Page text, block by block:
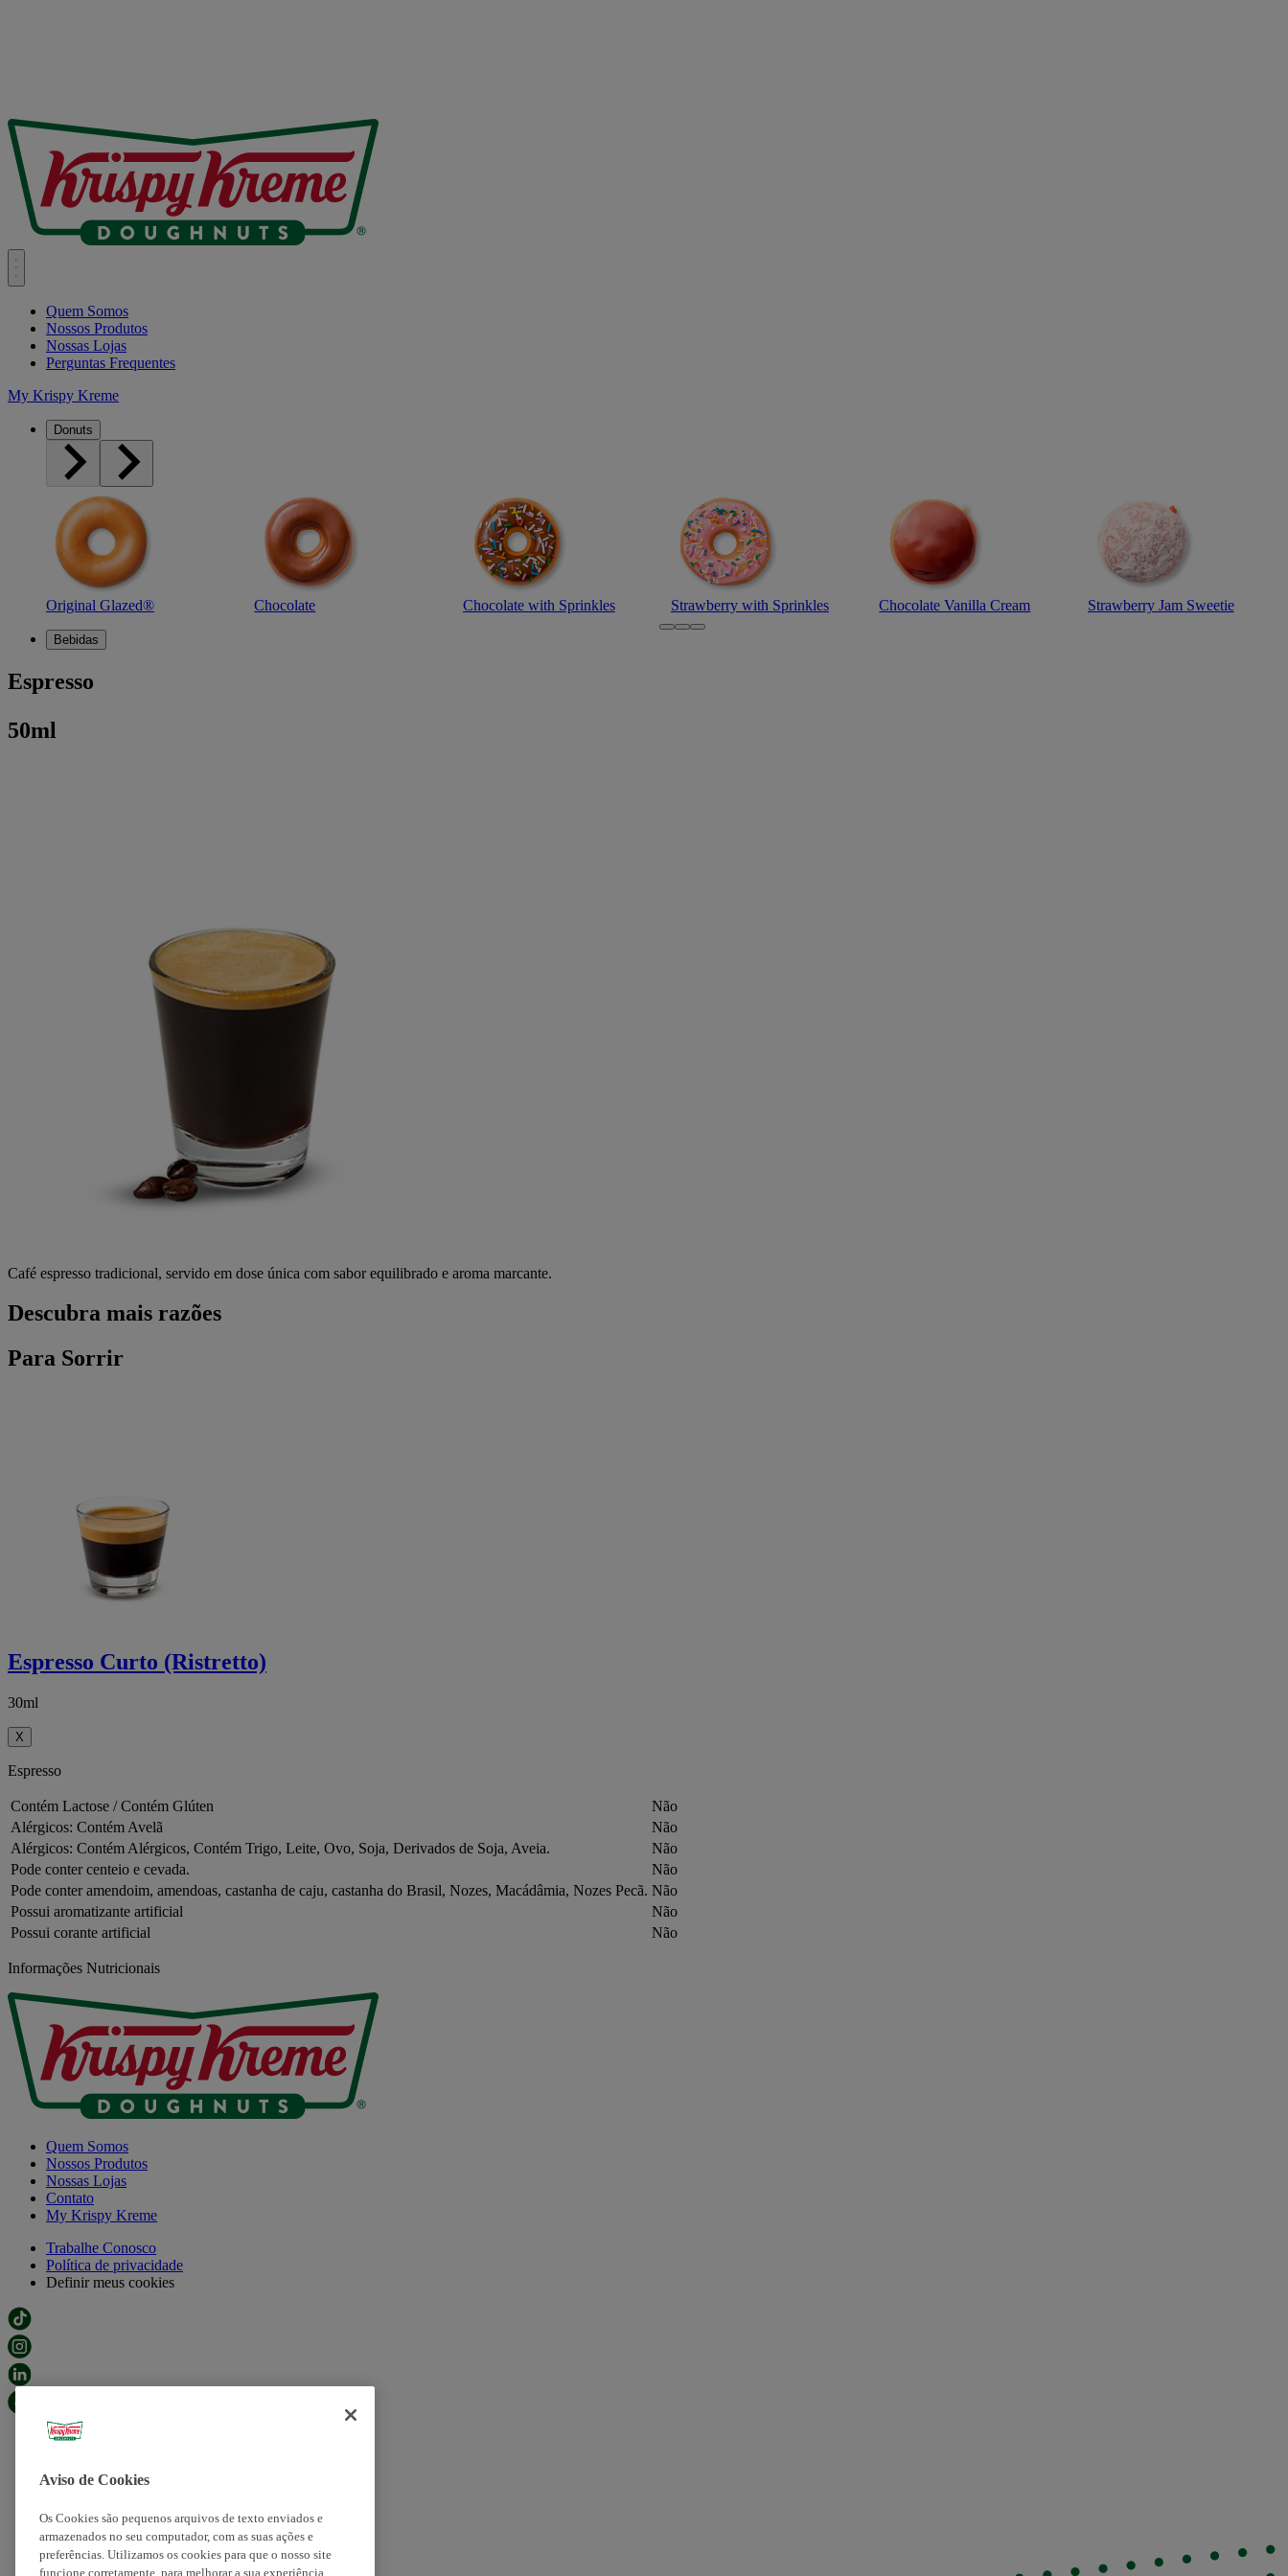
Quem Somos
Nossos Produtos
Nossas Lojas
Perguntas Frequentes
My Krispy Kreme
Donuts
Original Glazed® Chocolate Chocolate with Sprinkles Strawberry with Sprinkles Chocolate Vanilla Cream Strawberry Jam Sweetie
Bebidas
Espresso
50ml
Café espresso tradicional, servido em dose única com sabor equilibrado e aroma marcante.
Descubra mais razões
Para Sorrir
Espresso Curto (Ristretto)
30ml
X
Espresso
Contém Lactose / Contém Glúten
Não
Alérgicos: Contém Avelã
Não
Alérgicos: Contém Alérgicos, Contém Trigo, Leite, Ovo, Soja, Derivados de Soja, Aveia.
Não
Pode conter centeio e cevada.
Não
Pode conter amendoim, amendoas, castanha de caju, castanha do Brasil, Nozes, Macádâmia, Nozes Pecã. Não
Possui aromatizante artificial
Não
Possui corante artificial
Não
Informações Nutricionais
Quem Somos
Nossos Produtos
Nossas Lojas
Contato
My Krispy Kreme
Trabalhe Conosco
Política de privacidade
Definir meus cookies
Aviso de Cookies
Os Cookies são pequenos arquivos de texto enviados e
armazenados no seu computador, com as suas ações e
preferências. Utilizamos os cookies para que o nosso site
funcione corretamente, para melhorar a sua experiência